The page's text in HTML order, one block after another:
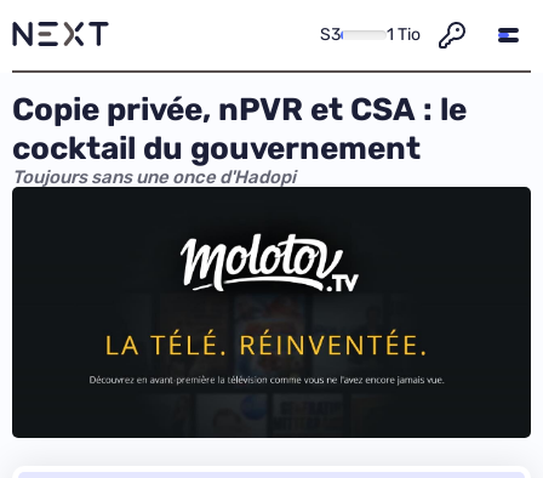
S3 1 Tio
Copie privée, nPVR et CSA : le
cocktail du gouvernement
Toujours sans une once d'Hadopi